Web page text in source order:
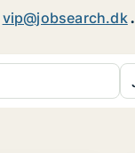
vip@jobsearch.dk.